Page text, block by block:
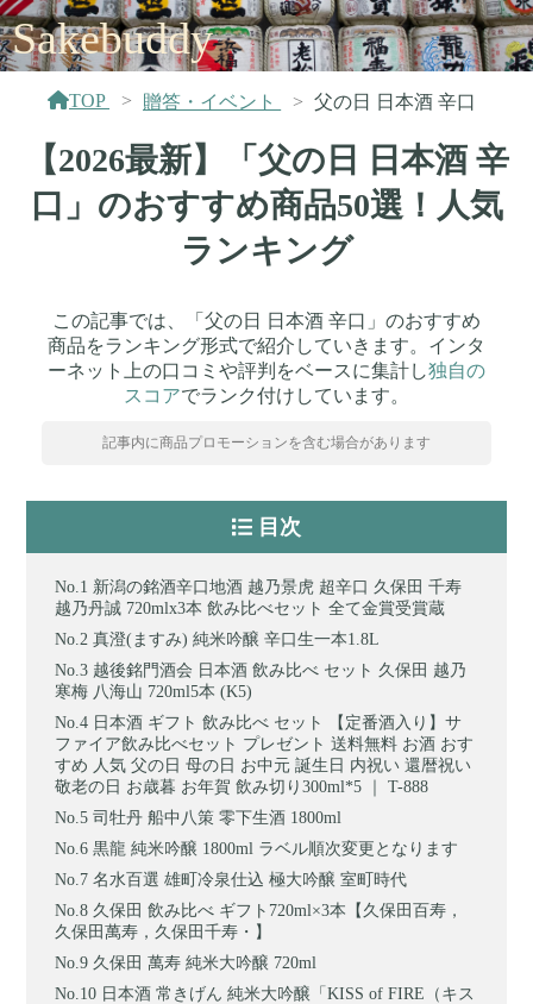
Sakebuddy
TOP 贈答・イベント 父の日 日本酒 辛口
【2026最新】「父の日 日本酒 辛
口」のおすすめ商品50選！人気
ランキング
この記事では、「父の日 日本酒 辛口」のおすすめ
商品をランキング形式で紹介していきます。インタ
ーネット上の口コミや評判をベースに集計し独自の
スコアでランク付けしています。
記事内に商品プロモーションを含む場合があります
目次
新潟の銘酒辛口地酒 越乃景虎 超辛口 久保田 千寿
越乃丹誠 720mlx3本 飲み比べセット 全て金賞受賞蔵
真澄(ますみ) 純米吟醸 辛口生一本1.8L
越後銘門酒会 日本酒 飲み比べ セット 久保田 越乃
寒梅 八海山 720ml5本 (K5)
日本酒 ギフト 飲み比べ セット 【定番酒入り】サ
ファイア飲み比べセット プレゼント 送料無料 お酒 おす
すめ 人気 父の日 母の日 お中元 誕生日 内祝い 還暦祝い
敬老の日 お歳暮 お年賀 飲み切り300ml*5 ｜ T-888
司牡丹 船中八策 零下生酒 1800ml
黒龍 純米吟醸 1800ml ラベル順次変更となります
名水百選 雄町冷泉仕込 極大吟醸 室町時代
久保田 飲み比べ ギフト720ml×3本【久保田百寿，
久保田萬寿，久保田千寿・】
久保田 萬寿 純米大吟醸 720ml
日本酒 常きげん 純米大吟醸「KISS of FIRE（キス